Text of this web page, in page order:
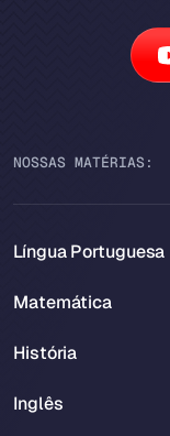
NOSSAS MATÉRIAS:
Língua Portuguesa
Matemática
História
Inglês